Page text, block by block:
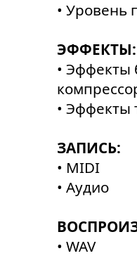
• Уровень
ЭФФЕКТЫ:
• Эффекты
• Эффекты
ЗАПИСЬ:
• MIDI
• Аудио
• WAV